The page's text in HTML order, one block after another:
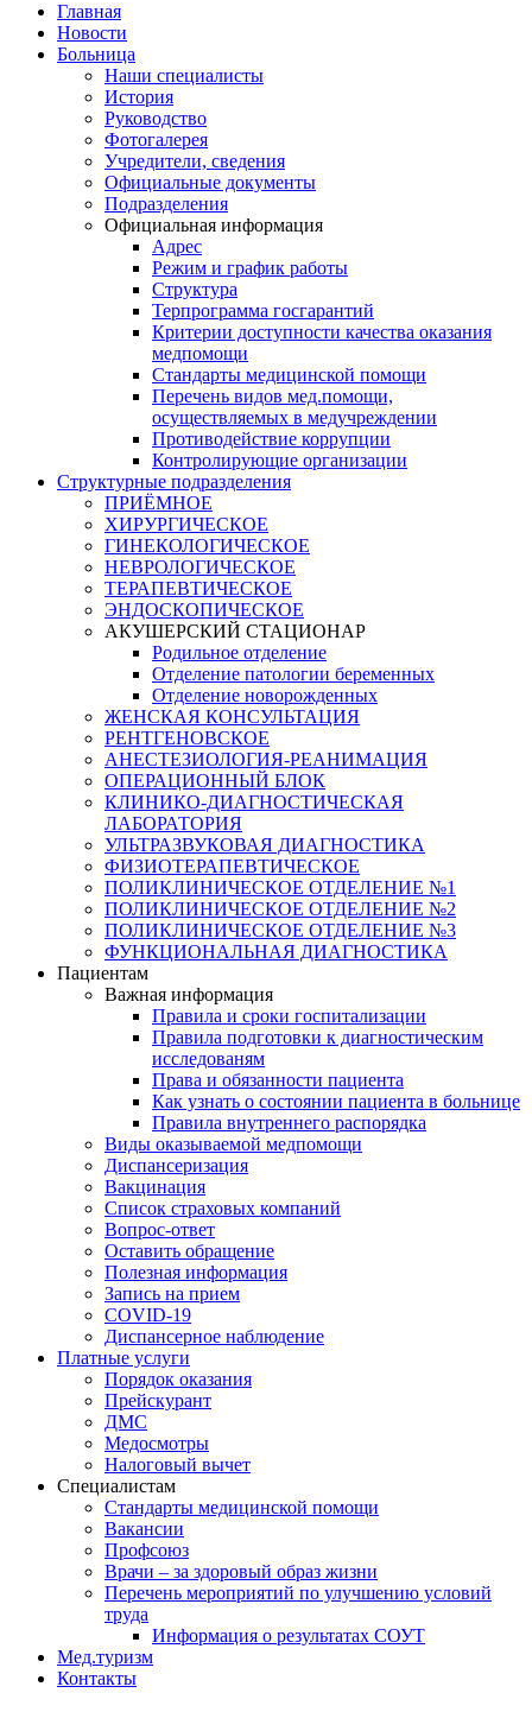
Главная
Новости
Больница
Наши специалисты
История
Руководство
Фотогалерея
Учредители, сведения
Официальные документы
Подразделения
Официальная информация
Адрес
Режим и график работы
Структура
Терпрограмма госгарантий
Критерии доступности качества оказания
медпомощи
​Стандарты медицинской помощи
Перечень видов мед.помощи,
осуществляемых в медучреждении
Противодействие коррупции
Контролирующие организации
Структурные подразделения
ПРИЁМНОЕ
ХИРУРГИЧЕСКОЕ
ГИНЕКОЛОГИЧЕСКОЕ
НЕВРОЛОГИЧЕСКОЕ
ТЕРАПЕВТИЧЕСКОЕ
ЭНДОСКОПИЧЕСКОЕ
АКУШЕРСКИЙ СТАЦИОНАР
Родильное отделение
Отделение патологии беременных
Отделение новорожденных
ЖЕНСКАЯ КОНСУЛЬТАЦИЯ
РЕНТГЕНОВСКОЕ
АНЕСТЕЗИОЛОГИЯ-РЕАНИМАЦИЯ
ОПЕРАЦИОННЫЙ БЛОК
КЛИНИКО-ДИАГНОСТИЧЕСКАЯ
ЛАБОРАТОРИЯ
УЛЬТРАЗВУКОВАЯ ДИАГНОСТИКА
ФИЗИОТЕРАПЕВТИЧЕСКОЕ
ПОЛИКЛИНИЧЕСКОЕ ОТДЕЛЕНИЕ №1
ПОЛИКЛИНИЧЕСКОЕ ОТДЕЛЕНИЕ №2
ПОЛИКЛИНИЧЕСКОЕ ОТДЕЛЕНИЕ №3
ФУНКЦИОНАЛЬНАЯ ДИАГНОСТИКА
Пациентам
Важная информация
Правила и сроки госпитализации
Правила подготовки к диагностическим
исследованям
Права и обязанности пациента
Как узнать о состоянии пациента в больнице
Правила внутреннего распорядка
Виды оказываемой медпомощи
Диспансеризация
Вакцинация
Список страховых компаний
Вопрос-ответ
Оставить обращение
Полезная информация
Запись на прием
COVID-19
Диспансерное наблюдение
Платные услуги
Порядок оказания
Прейскурант
ДМС
Медосмотры
Налоговый вычет
Специалистам
Стандарты медицинской помощи
Вакансии
Профсоюз
Врачи – за здоровый образ жизни
Перечень мероприятий по улучшению условий
труда
Информация о результатах СОУТ
Мед.туризм
Контакты